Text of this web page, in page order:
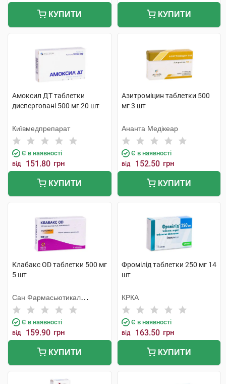
КУПИТИ КУПИТИ
Амоксил ДТ таблетки
дисперговані 500 мг 20 шт
Київмедпрепарат
Є в наявності
від 151.80 грн
КУПИТИ
Азитроміцин таблетки 500
мг 3 шт
Ананта Медікеар
Є в наявності
від 152.50 грн
КУПИТИ
Клабакс OD таблетки 500 мг
5 шт
Сан Фармасьютикал
Індастріз
Є в наявності
від 159.90 грн
КУПИТИ
Фромілід таблетки 250 мг 14
шт
КРКА
Є в наявності
від 163.50 грн
КУПИТИ